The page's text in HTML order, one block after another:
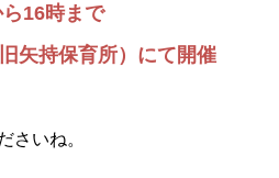
16時まで
矢持保育所）にて開催
さいね。